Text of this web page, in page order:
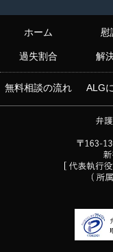
ホーム 慰
過失割合 解
無料相談の流れ ALG